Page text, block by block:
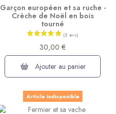
Garçon européen et sa ruche -
Crèche de Noël en bois
tourné
30,00 €
Ajouter au panier
Article indisponible